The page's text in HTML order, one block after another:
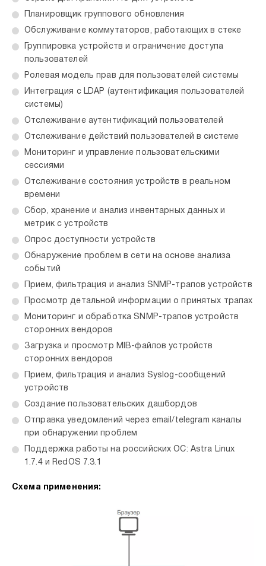
Планировщик группового обновления
Обслуживание коммутаторов, работающих в стеке
Группировка устройств и ограничение доступа
пользователей
Ролевая модель прав для пользователей системы
Интеграция с LDAP (аутентификация пользователей
системы)
Отслеживание аутентификаций пользователей
Отслеживание действий пользователей в системе
Мониторинг и управление пользовательскими
сессиями
Отслеживание состояния устройств в реальном
времени
Сбор, хранение и анализ инвентарных данных и
метрик с устройств
Опрос доступности устройств
Обнаружение проблем в сети на основе анализа
событий
Прием, фильтрация и анализ SNMP-трапов устройств
Просмотр детальной информации о принятых трапах
Мониторинг и обработка SNMP-трапов устройств
сторонних вендоров
Загрузка и просмотр MIB-файлов устройств
сторонних вендоров
Прием, фильтрация и анализ Syslog-сообщений
устройств
Создание пользовательских дашбордов
Отправка уведомлений через email/telegram каналы
при обнаружении проблем
Поддержка работы на российских ОС: Astra Linux
1.7.4 и RedOS 7.3.1
Схема применения: